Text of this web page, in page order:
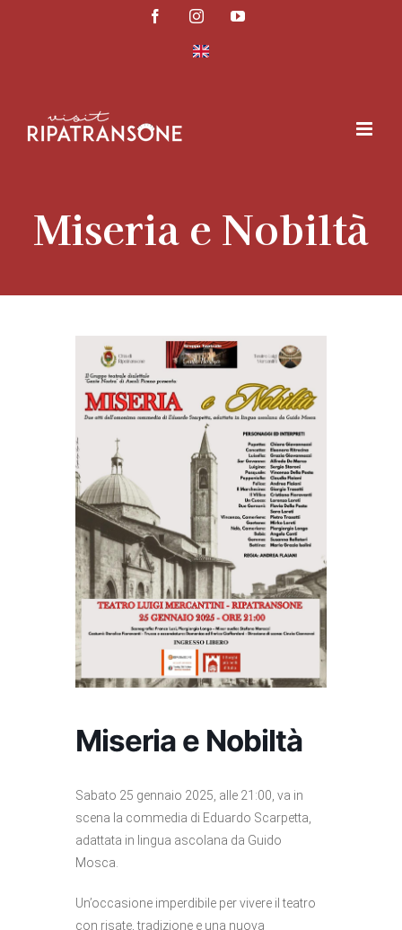
FacebookInstagramYouTube
Miseria e Nobiltà
Miseria e Nobiltà
Sabato 25 gennaio 2025, alle 21:00, va in
scena la commedia di Eduardo Scarpetta,
adattata in lingua ascolana da Guido
Mosca.
Un’occasione imperdibile per vivere il teatro
con risate, tradizione e una nuova